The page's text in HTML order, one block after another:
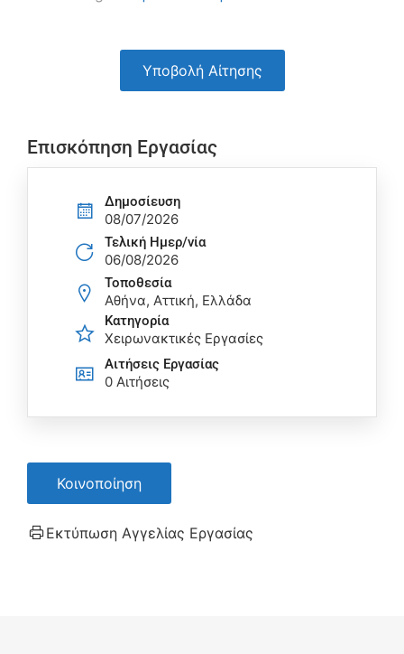
Υποβολή Αίτησης
Επισκόπηση Εργασίας
Δημοσίευση
08/07/2026
Τελική Ημερ/νία
06/08/2026
Τοποθεσία
Αθήνα, Αττική, Ελλάδα
Κατηγορία
Χειρωνακτικές Εργασίες
Αιτήσεις Eργασίας
0 Αιτήσεις
Κοινοποίηση
Εκτύπωση Αγγελίας Εργασίας